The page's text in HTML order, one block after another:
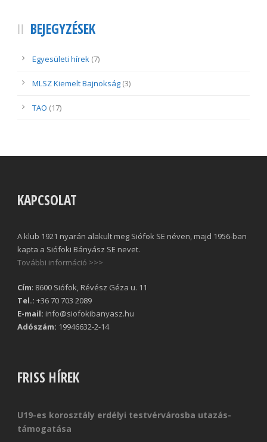
BEJEGYZÉSEK
Egyesületi hírek (7)
MLSZ Kiemelt Bajnokság (3)
TAO (17)
KAPCSOLAT
A klub 1921 nyarán alakult meg Siófok SE néven, majd 1956-ban
kapta a Siófoki Bányász SE nevet.
További információ >>>
Cím: 8600 Siófok, Révész Géza u. 11
Tel.: +36 70 703 2089
E-mail: info@siofokibanyasz.hu
Adószám: 19946632-2-14
FRISS HÍREK
U19-es korosztály erdélyi testvérvárosba utazás-
támogatása